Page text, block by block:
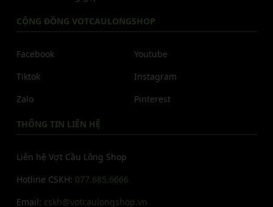
CỘNG ĐỒNG VOTCAULONGSHOP
Facebook
Tiktok
Zalo
Youtube
Instagram
Pinterest
THÔNG TIN LIÊN HỆ
Liên hệ Vợt Cầu Lông Shop
Hotline CSKH: 077.685.6666
Email: cskh@votcaulongshop.vn